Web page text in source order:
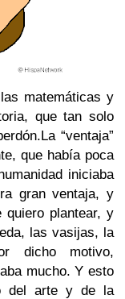
matemáticas y
que tan solo
La “ventaja”
que había poca
iniciaba
gran ventaja, y
plantear, y
las vasijas, la
dicho motivo,
mucho. Y esto
del arte y de la